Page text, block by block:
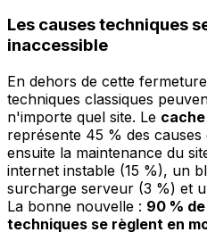
Les causes techniques
inaccessible
En dehors de cette
techniques classiques
n'importe quel site. Le
représente 45 % des causes
ensuite la maintenance du
internet instable (15 %), un
surcharge serveur (3 %) et
La bonne nouvelle : 90 %
techniques se règlent en